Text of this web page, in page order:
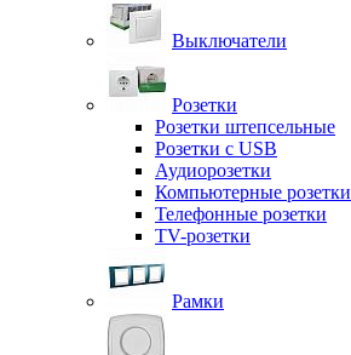
Выключатели
Розетки
Розетки штепсельные
Розетки с USB
Аудиорозетки
Компьютерные розетки
Телефонные розетки
TV-розетки
Рамки